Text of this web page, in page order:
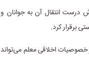
درست انتقال آن به جوانان و
برقرار کرد.
اخلاقی معلم می‌تواند